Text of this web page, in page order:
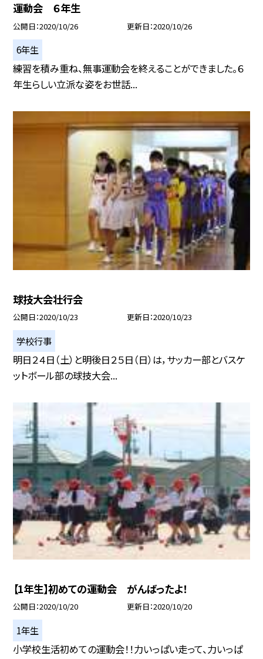
運動会 ６年生
公開日 2020/10/26 更新日 2020/10/26
6年生
練習を積み重ね、無事運動会を終えることができました。６
年生らしい立派な姿をお世話...
球技大会壮行会
公開日 2020/10/23 更新日 2020/10/23
学校行事
明日２４日（土）と明後日２５日（日）は，サッカー部とバスケ
ットボール部の球技大会...
【1年生】初めての運動会 がんばったよ！
公開日 2020/10/20 更新日 2020/10/20
1年生
小学校生活初めての運動会！！力いっぱい走って、力いっぱ